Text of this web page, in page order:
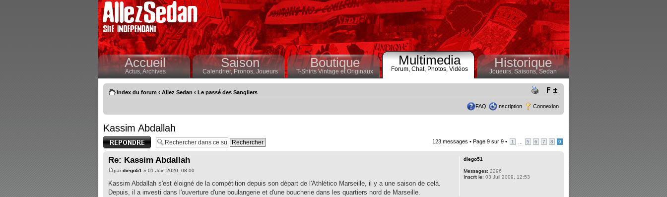
Accueil
Actus,Archives
Saison
Calendrier,Pronos, Joueurs
Boutique
T-Shirts Vintage et Originaux
Multimedia
Forum, Chat, Photos, Vidéos Historique
Joueurs, Saisons,Sedan
Index du forum ‹ Allez Sedan ‹ Le passé des Sangliers
FAQ Inscription Connexion
Kassim Abdallah
Publier une
réponse
123 messages • Page 9 sur 9 • 1 5 6 7 8 9
Re: Kassim Abdallah
pardiego51 » 01 Juin 2020, 08:00
Kassim Abdallah s'est éloigné de la compétition depuis son départ de l'Athlético Marseille, il y a une saison de celà.
Depuis, il a investi dans l'ouverture d'une boulangerie et d'une boucherie dans les quartiers nord de Marseille.
diego51
Messages: 2296
Inscrit le: 03 Juil 2009, 12:53